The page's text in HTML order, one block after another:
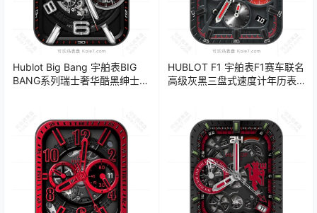
Hublot Big Bang 宇舶表BIG
BANG系列瑞士奢华酷黑绅士商
HUBLOT F1 宇舶表F1赛车联名
高级灰黑三盘式速度计年历表